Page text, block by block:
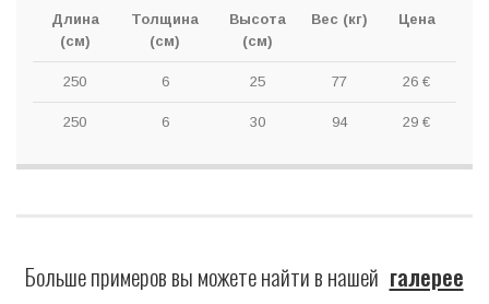
Длина
(см)
Толщина
(см)
Высота
(см)
Вес (кг) Цена
250 6 25 77 26 €
250 6 30 94 29 €
Больше примеров вы можете найти в нашей галерее